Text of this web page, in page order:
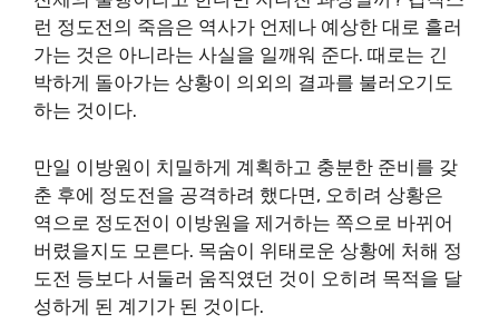
런 정도전의 죽음은 역사가 언제나 예상한 대로 흘러
가는 것은 아니라는 사실을 일깨워 준다. 때로는 긴
박하게 돌아가는 상황이 의외의 결과를 불러오기도
하는 것이다.
만일 이방원이 치밀하게 계획하고 충분한 준비를 갖
춘 후에 정도전을 공격하려 했다면, 오히려 상황은
역으로 정도전이 이방원을 제거하는 쪽으로 바뀌어
버렸을지도 모른다. 목숨이 위태로운 상황에 처해 정
도전 등보다 서둘러 움직였던 것이 오히려 목적을 달
성하게 된 계기가 된 것이다.